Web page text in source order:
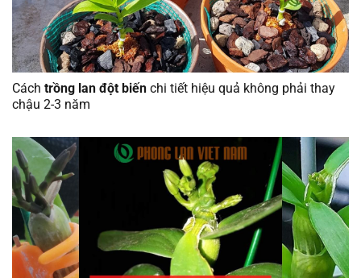
Cách trồng lan đột biến chi tiết hiệu quả không phải thay
chậu 2-3 năm